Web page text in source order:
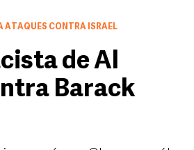
ATAQUES CONTRA ISRAEL
de Al
Barack